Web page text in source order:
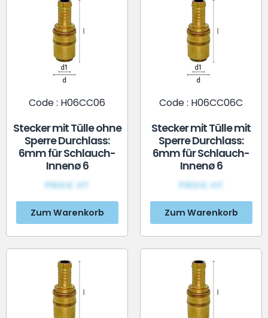
Code : H06CC06
Stecker mit Tülle ohne
Sperre Durchlass:
6mm für Schlauch-
Innenø 6
PRIX€ HT
Zum Warenkorb
Code : H06CC06C
Stecker mit Tülle mit
Sperre Durchlass:
6mm für Schlauch-
Innenø 6
PRIX€ HT
Zum Warenkorb